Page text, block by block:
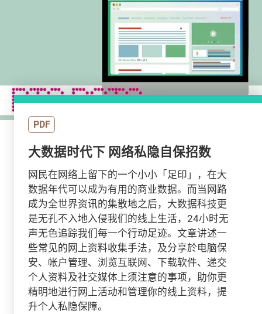
PDF
大数据时代下 网络私隐自保招数
网民在网络上留下的一个小小「足印」，在大
数据年代可以成为有用的商业数据。而当网路
成为全世界资讯的集散地之后，大数据科技更
是无孔不入地入侵我们的线上生活，24小时无
声无色追踪我们每一个行动足迹。文章讲述一
些常见的网上资料收集手法，及分享於电脑保
安、帐户管理、浏览互联网、下载软件、递交
个人资料及社交媒体上须注意的事项，助你更
精明地进行网上活动和管理你的线上资料，提
升个人私隐保障。